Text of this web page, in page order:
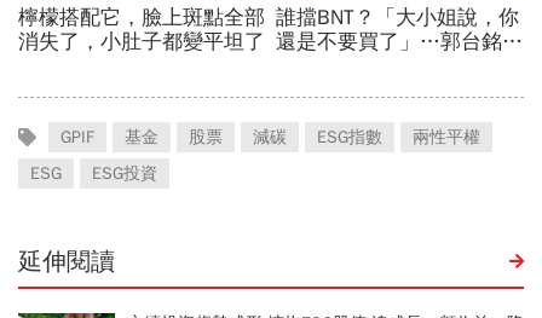
GPIF 基金 股票 減碳 ESG指數
兩性平權
ESG
ESG投資
延伸閱讀